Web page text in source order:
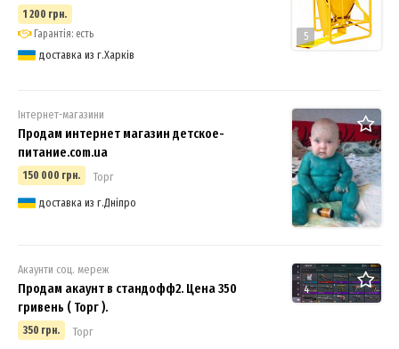
5
1 200 грн.
Гарантія: есть
доставка из г.Харків
Інтернет-магазини
Продам интернет магазин детское-
питание.com.ua
150 000 грн.
Торг
доставка из г.Дніпро
4
Акаунти соц. мереж
Продам акаунт в стандофф2. Цена 350
гривень ( Торг ).
350 грн.
Торг